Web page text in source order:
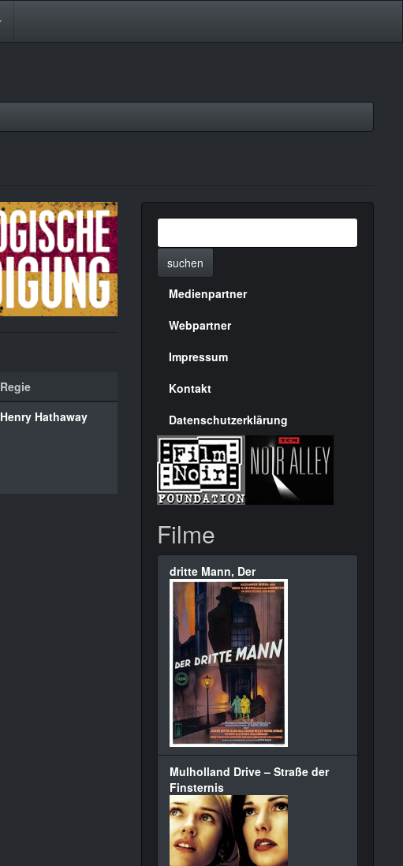
Regie
Henry Hathaway
suchen
Menülinks
rechte
Seite
Medienpartner
Webpartner
Impressum
Kontakt
Datenschutzerklärung
Filme
dritte Mann, Der
Mulholland Drive – Straße der
Finsternis